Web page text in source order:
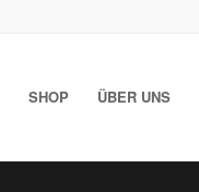
SHOP ÜBER UNS